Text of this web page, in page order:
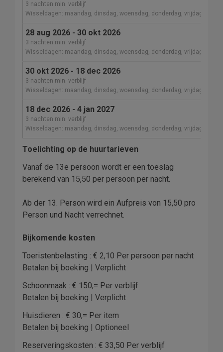
3 nachten min. verblijf
Wisseldagen: maandag, dinsdag, woensdag, donderdag, vrijdag,
28 aug 2026 - 30 okt 2026
3 nachten min. verblijf
Wisseldagen: maandag, dinsdag, woensdag, donderdag, vrijdag,
30 okt 2026 - 18 dec 2026
3 nachten min. verblijf
Wisseldagen: maandag, dinsdag, woensdag, donderdag, vrijdag,
18 dec 2026 - 4 jan 2027
3 nachten min. verblijf
Wisseldagen: maandag, dinsdag, woensdag, donderdag, vrijdag,
Toelichting op de huurtarieven
Vanaf de 13e persoon wordt er een toeslag
berekend van 15,50 per persoon per nacht.
Ab der 13. Person wird ein Aufpreis von 15,50 pro
Person und Nacht verrechnet.
Bijkomende kosten
Toeristenbelasting : € 2,10 Per persoon per nacht
Betalen bij boeking | Verplicht
Schoonmaak : € 150,= Per verblijf
Betalen bij boeking | Verplicht
Huisdieren : € 30,= Per item
Betalen bij boeking | Optioneel
Reserveringskosten : € 33,50 Per verblijf